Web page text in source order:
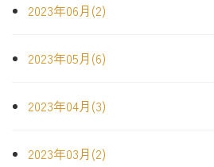
2023年06月(2)
2023年05月(6)
2023年04月(3)
2023年03月(2)